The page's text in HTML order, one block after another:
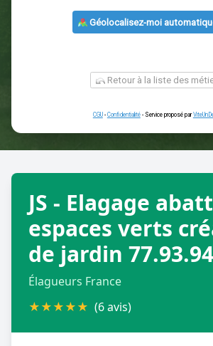
ou
Retour à la liste
CGU -Confidentialité- Service
JS - Elagage
espaces verts
de jardin 77.93.94
Élagueurs France
★★★★★ (6 avis)